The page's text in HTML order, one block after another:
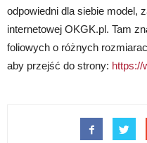
odpowiedni dla siebie model,
internetowej OKGK.pl. Tam
foliowych o różnych
aby przejść do strony: https://